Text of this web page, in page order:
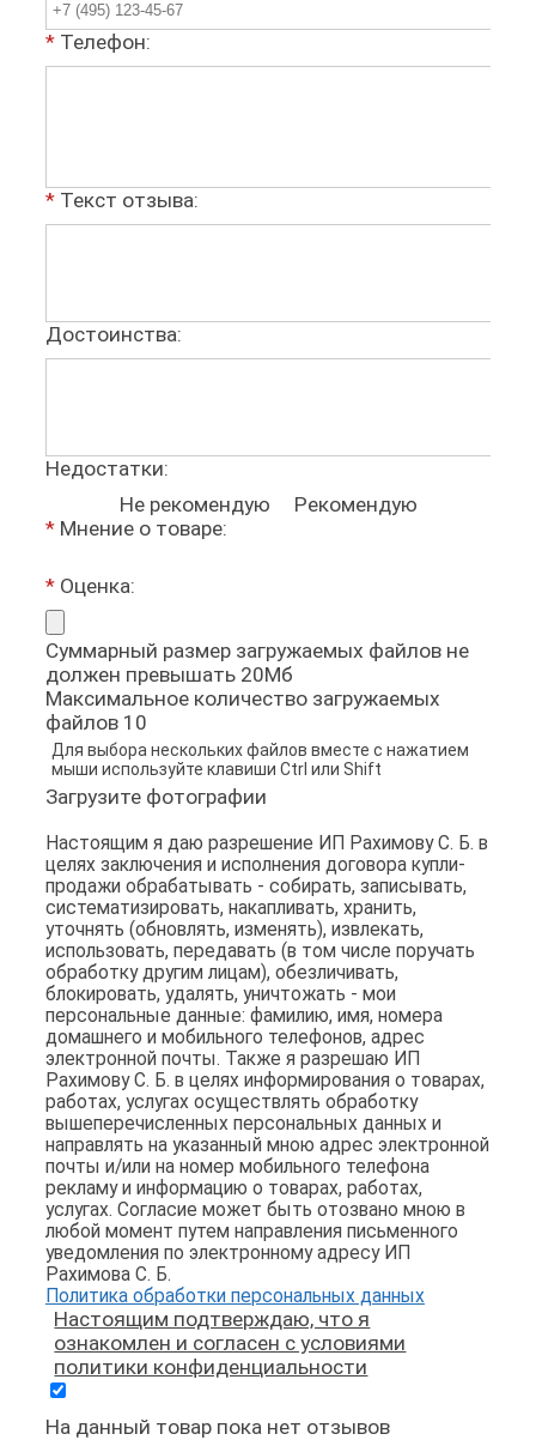
На данный товар пока нет отзывов
* Телефон:
* Текст отзыва:
Достоинства:
Недостатки:
* Мнение о товаре:
Не рекомендую Рекомендую
* Оценка:
Загрузите фотографии
Cуммарный размер загружаемых файлов не
должен превышать 20Мб
Максимальное количество загружаемых
файлов 10
Для выбора нескольких файлов вместе с нажатием
мыши используйте клавиши Ctrl или Shift
Настоящим подтверждаю, что я
ознакомлен и согласен с условиями
политики конфиденциальности
Настоящим я даю разрешение ИП Рахимову С. Б. в
целях заключения и исполнения договора купли-
продажи обрабатывать - собирать, записывать,
систематизировать, накапливать, хранить,
уточнять (обновлять, изменять), извлекать,
использовать, передавать (в том числе поручать
обработку другим лицам), обезличивать,
блокировать, удалять, уничтожать - мои
персональные данные: фамилию, имя, номера
домашнего и мобильного телефонов, адрес
электронной почты. Также я разрешаю ИП
Рахимову С. Б. в целях информирования о товарах,
работах, услугах осуществлять обработку
вышеперечисленных персональных данных и
направлять на указанный мною адрес электронной
почты и/или на номер мобильного телефона
рекламу и информацию о товарах, работах,
услугах. Согласие может быть отозвано мною в
любой момент путем направления письменного
уведомления по электронному адресу ИП
Рахимова С. Б.
Политика обработки персональных данных